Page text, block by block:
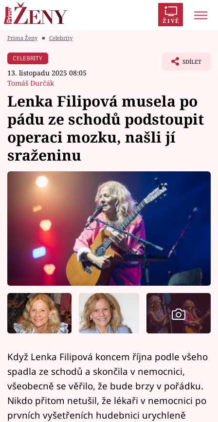
ŽIVĚ
Módní alarm
Témata
Celebrity
Vztahy
Seriály
Horoskopy
Sledujte prima+
Filmový festival Karlovy Vary
Pořady
Mámy sobě
Sledujte nás
Prima Ženy ■ Celebrity
CELEBRITY
13. listopadu 2025 08:05
Tomáš Durčák
SDÍLET
Lenka Filipová musela po
pádu ze schodů podstoupit
operaci mozku, našli jí
sraženinu
Když Lenka Filipová koncem října podle všeho
spadla ze schodů a skončila v nemocnici,
všeobecně se věřilo, že bude brzy v pořádku.
Nikdo přitom netušil, že lékaři v nemocnici po
prvních vyšetřeních hudebnici urychleně